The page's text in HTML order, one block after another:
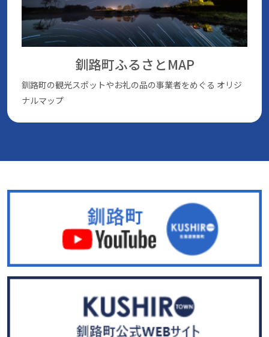
釧路町ふるさとMAP
釧路町の観光スポットやお礼の品の事業者をめぐる オリジ
ナルマップ